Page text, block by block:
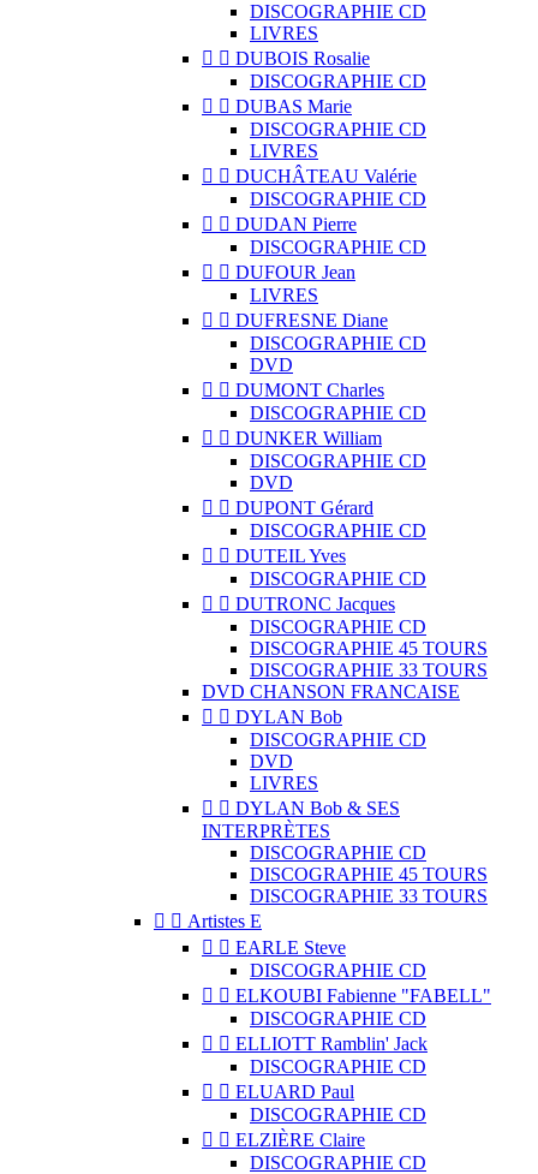
DISCOGRAPHIE CD
LIVRES
  DUBOIS Rosalie
DISCOGRAPHIE CD
  DUBAS Marie
DISCOGRAPHIE CD
LIVRES
  DUCHÂTEAU Valérie
DISCOGRAPHIE CD
  DUDAN Pierre
DISCOGRAPHIE CD
  DUFOUR Jean
LIVRES
  DUFRESNE Diane
DISCOGRAPHIE CD
DVD
  DUMONT Charles
DISCOGRAPHIE CD
  DUNKER William
DISCOGRAPHIE CD
DVD
  DUPONT Gérard
DISCOGRAPHIE CD
  DUTEIL Yves
DISCOGRAPHIE CD
  DUTRONC Jacques
DISCOGRAPHIE CD
DISCOGRAPHIE 45 TOURS
DISCOGRAPHIE 33 TOURS
DVD CHANSON FRANCAISE
  DYLAN Bob
DISCOGRAPHIE CD
DVD
LIVRES
  DYLAN Bob & SES
INTERPRÈTES
DISCOGRAPHIE CD
DISCOGRAPHIE 45 TOURS
DISCOGRAPHIE 33 TOURS
  Artistes E
  EARLE Steve
DISCOGRAPHIE CD
  ELKOUBI Fabienne "FABELL"
DISCOGRAPHIE CD
  ELLIOTT Ramblin' Jack
DISCOGRAPHIE CD
  ELUARD Paul
DISCOGRAPHIE CD
  ELZIÈRE Claire
DISCOGRAPHIE CD